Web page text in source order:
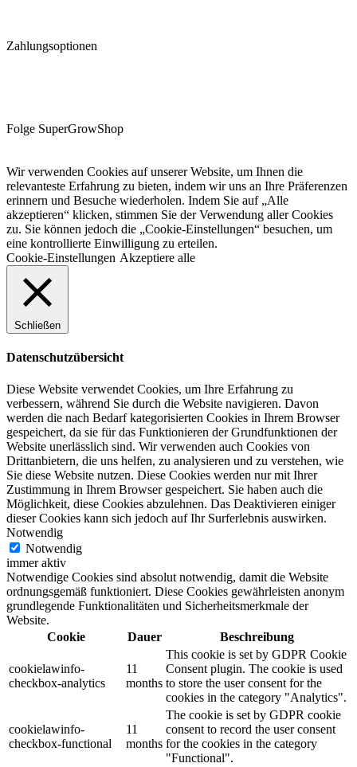
Zahlungsoptionen
Folge SuperGrowShop
Wir verwenden Cookies auf unserer Website, um Ihnen die
relevanteste Erfahrung zu bieten, indem wir uns an Ihre Präferenzen
erinnern und Besuche wiederholen. Indem Sie auf „Alle
akzeptieren“ klicken, stimmen Sie der Verwendung aller Cookies
zu. Sie können jedoch die „Cookie-Einstellungen“ besuchen, um
eine kontrollierte Einwilligung zu erteilen.
Cookie-Einstellungen Akzeptiere alle
Schließen
Datenschutzübersicht
Diese Website verwendet Cookies, um Ihre Erfahrung zu
verbessern, während Sie durch die Website navigieren. Davon
werden die nach Bedarf kategorisierten Cookies in Ihrem Browser
gespeichert, da sie für das Funktionieren der Grundfunktionen der
Website unerlässlich sind. Wir verwenden auch Cookies von
Drittanbietern, die uns helfen, zu analysieren und zu verstehen, wie
Sie diese Website nutzen. Diese Cookies werden nur mit Ihrer
Zustimmung in Ihrem Browser gespeichert. Sie haben auch die
Möglichkeit, diese Cookies abzulehnen. Das Deaktivieren einiger
dieser Cookies kann sich jedoch auf Ihr Surferlebnis auswirken.
Notwendig
Notwendig
immer aktiv
Notwendige Cookies sind absolut notwendig, damit die Website
ordnungsgemäß funktioniert. Diese Cookies gewährleisten anonym
grundlegende Funktionalitäten und Sicherheitsmerkmale der
Website.
Cookie
Dauer Beschreibung
cookielawinfo-
checkbox-analytics
11
months
This cookie is set by GDPR Cookie
Consent plugin. The cookie is used
to store the user consent for the
cookies in the category "Analytics".
cookielawinfo-
checkbox-functional
11
months
The cookie is set by GDPR cookie
consent to record the user consent
for the cookies in the category
"Functional".